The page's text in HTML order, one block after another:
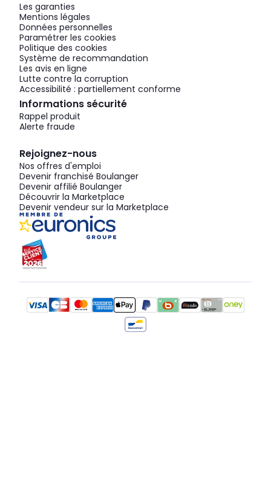
Les garanties
Mentions légales
Données personnelles
Paramétrer les cookies
Politique des cookies
Système de recommandation
Les avis en ligne
Lutte contre la corruption
Accessibilité : partiellement conforme
Informations sécurité
Rappel produit
Alerte fraude
Rejoignez-nous
Nos offres d'emploi
Devenir franchisé Boulanger
Devenir affilié Boulanger
Découvrir la Marketplace
Devenir vendeur sur la Marketplace